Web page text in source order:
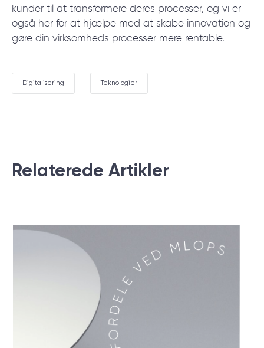
kunder til at transformere deres processer, og vi er
også her for at hjælpe med at skabe innovation og
gøre din virksomheds processer mere rentable.
Digitalisering Teknologier
Relaterede Аrtikler